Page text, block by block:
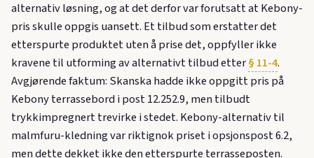
alternativ løsning, og at det derfor var forutsatt at Kebony-
pris skulle oppgis uansett. Et tilbud som erstatter det
etterspurte produktet uten å prise det, oppfyller ikke
kravene til utforming av alternativt tilbud etter§ 11-4.
Avgjørende faktum: Skanska hadde ikke oppgitt pris på
Kebony terrassebord i post 12.252.9, men tilbudt
trykkimpregnert trevirke i stedet. Kebony-alternativ til
malmfuru-kledning var riktignok priset i opsjonspost 6.2,
men dette dekket ikke den etterspurte terrasseposten.